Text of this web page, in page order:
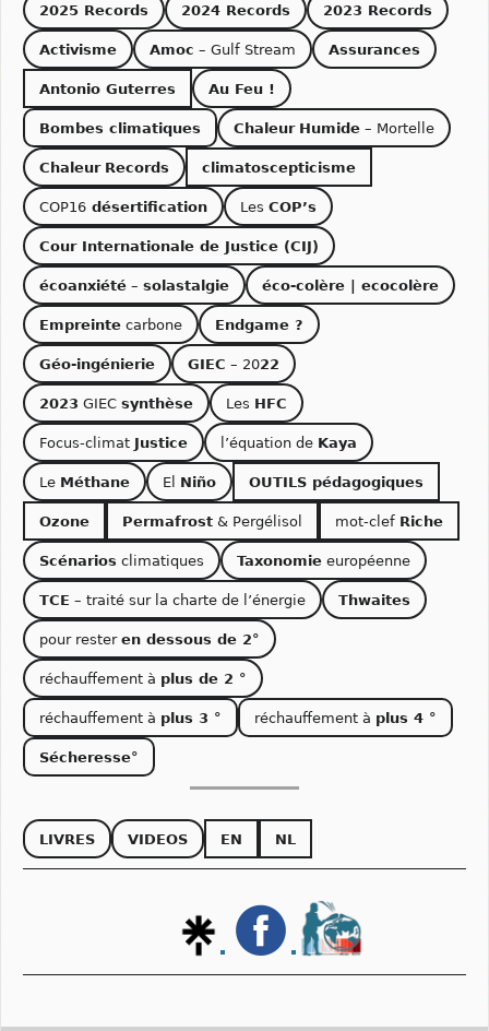
2025 Records 2024 Records 2023 Records
Activisme Amoc – Gulf Stream Assurances
Antonio Guterres Au Feu !
Bombes climatiques Chaleur Humide – Mortelle
Chaleur Records climatoscepticisme
COP16 désertification Les COP’s
Cour Internationale de Justice (CIJ)
écoanxiété – solastalgie éco-colère | ecocolère
Empreinte carbone Endgame ?
Géo-ingénierie GIEC – 2022
2023 GIEC synthèse Les HFC
Focus-climat Justice l’équation de Kaya
Le Méthane El Niño OUTILS pédagogiques
Ozone Permafrost & Pergélisol mot-clef Riche
Scénarios climatiques Taxonomie européenne
TCE – traité sur la charte de l’énergie Thwaites
pour rester en dessous de 2°
réchauffement à plus de 2 °
réchauffement à plus 3 ° réchauffement à plus 4 °
Sécheresse°
LIVRES VIDEOS EN NL